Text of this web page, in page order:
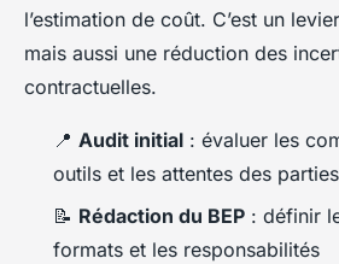
l’estimation de coût. C’est un
mais aussi une réduction des
contractuelles.
📍 Audit initial : évaluer les
outils et les attentes des parties
📝 Rédaction du BEP : définir
formats et les responsabilités